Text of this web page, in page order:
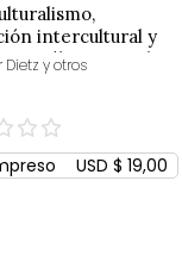
intercultural y
indígenas en las
y otros
USD $ 19,00